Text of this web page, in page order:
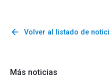
arrow_back Volver al listado de
Más noticias